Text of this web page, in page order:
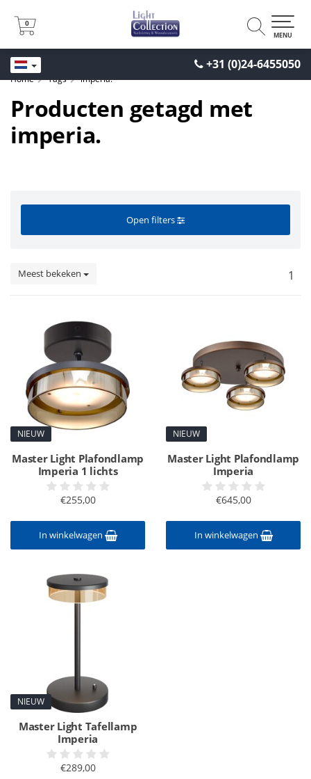
+31 (0)24-6455050
0
0
MENU
Home Tags imperia.
Producten getagd met
imperia.
Open filters
Meest bekeken 1
NIEUW
Master Light Plafondlamp
Imperia 1 lichts
€255,00
In winkelwagen
NIEUW
Master Light Plafondlamp
Imperia
€645,00
In winkelwagen
NIEUW
Master Light Tafellamp
Imperia
€289,00